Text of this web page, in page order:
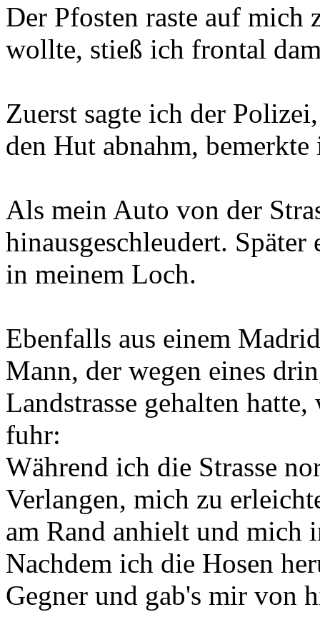
Der Pfosten raste auf mich
wollte, stieß ich frontal
Zuerst sagte ich der
den Hut abnahm,
Als mein Auto von der
hinausgeschleudert.
in meinem Loch.
Ebenfalls aus einem
Mann, der wegen eines
Landstrasse gehalten
fuhr:
Während ich die Strasse
Verlangen, mich zu
am Rand anhielt und mich
Nachdem ich die Hosen
Gegner und gab's mir von